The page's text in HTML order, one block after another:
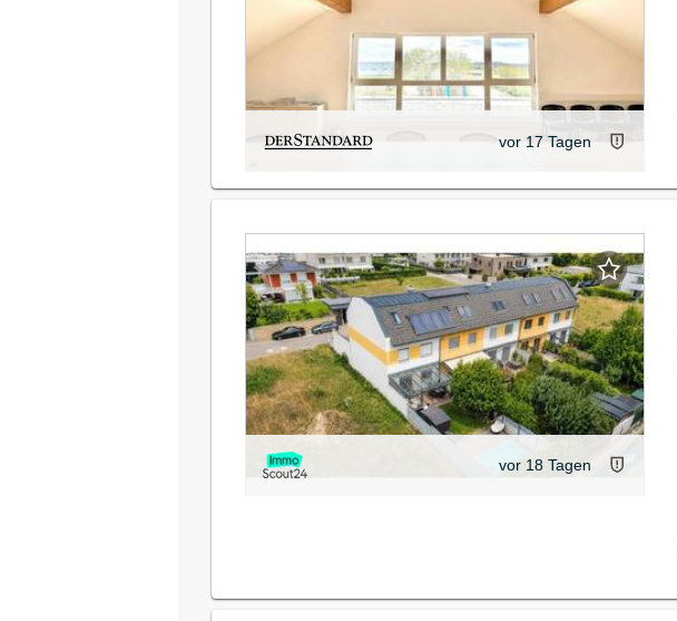
vor 17 Tagen
vor 18 Tagen